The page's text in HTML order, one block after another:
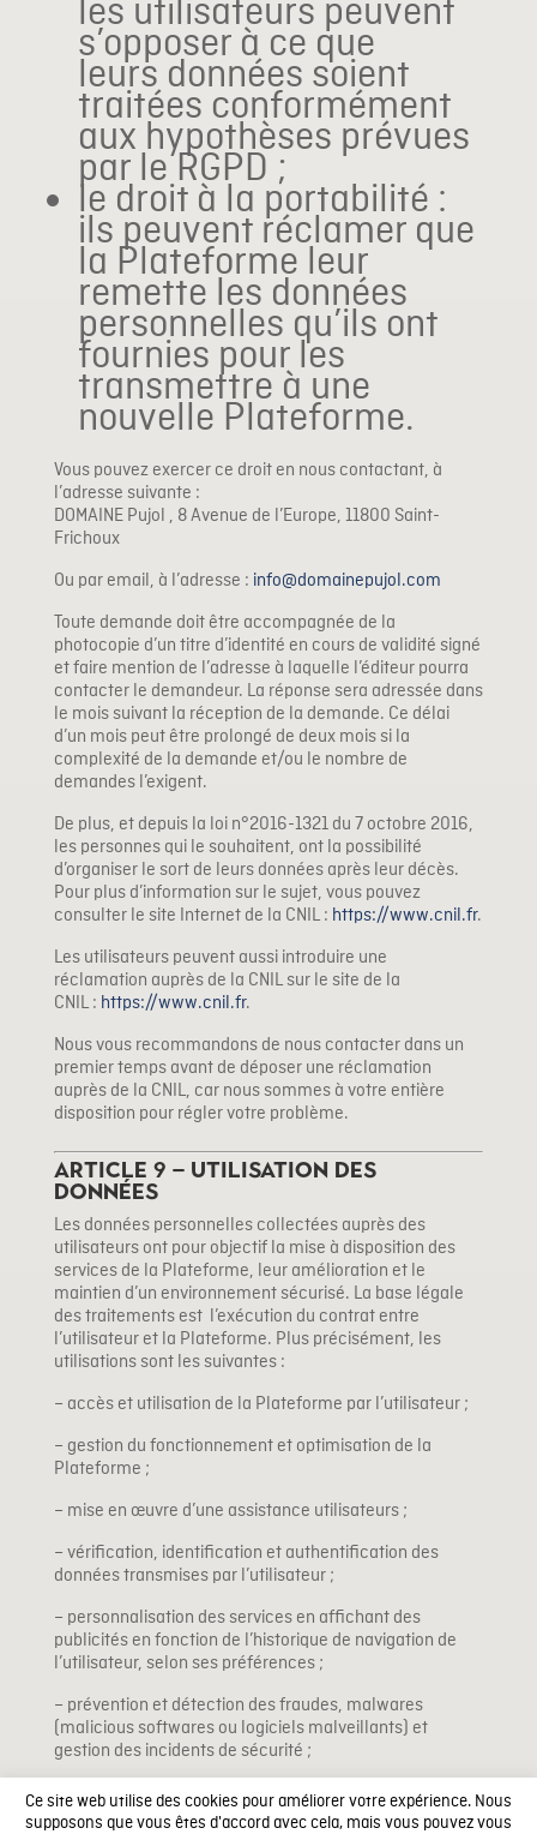
les utilisateurs peuvent
s’opposer à ce que
leurs données soient
traitées conformément
aux hypothèses prévues
par le RGPD ;
le droit à la portabilité :
ils peuvent réclamer que
la Plateforme leur
remette les données
personnelles qu’ils ont
fournies pour les
transmettre à une
nouvelle Plateforme.
Vous pouvez exercer ce droit en nous contactant, à
l’adresse suivante :
DOMAINE Pujol , 8 Avenue de l’Europe, 11800 Saint-
Frichoux
Ou par email, à l’adresse : info@domainepujol.com
Toute demande doit être accompagnée de la
photocopie d’un titre d’identité en cours de validité signé
et faire mention de l’adresse à laquelle l’éditeur pourra
contacter le demandeur. La réponse sera adressée dans
le mois suivant la réception de la demande. Ce délai
d’un mois peut être prolongé de deux mois si la
complexité de la demande et/ou le nombre de
demandes l’exigent.
De plus, et depuis la loi n°2016-1321 du 7 octobre 2016,
les personnes qui le souhaitent, ont la possibilité
d’organiser le sort de leurs données après leur décès.
Pour plus d’information sur le sujet, vous pouvez
consulter le site Internet de la CNIL : https://www.cnil.fr.
Les utilisateurs peuvent aussi introduire une
réclamation auprès de la CNIL sur le site de la
CNIL : https://www.cnil.fr.
Nous vous recommandons de nous contacter dans un
premier temps avant de déposer une réclamation
auprès de la CNIL, car nous sommes à votre entière
disposition pour régler votre problème.
Article 9 – Utilisation des
données
Les données personnelles collectées auprès des
utilisateurs ont pour objectif la mise à disposition des
services de la Plateforme, leur amélioration et le
maintien d’un environnement sécurisé. La base légale
des traitements est l’exécution du contrat entre
l’utilisateur et la Plateforme. Plus précisément, les
utilisations sont les suivantes :
– accès et utilisation de la Plateforme par l’utilisateur ;
– gestion du fonctionnement et optimisation de la
Plateforme ;
– mise en œuvre d’une assistance utilisateurs ;
– vérification, identification et authentification des
données transmises par l’utilisateur ;
– personnalisation des services en affichant des
publicités en fonction de l’historique de navigation de
l’utilisateur, selon ses préférences ;
– prévention et détection des fraudes, malwares
(malicious softwares ou logiciels malveillants) et
gestion des incidents de sécurité ;
– gestion des éventuels litiges avec les utilisateurs ;
Ce site web utilise des cookies pour améliorer votre expérience. Nous
supposons que vous êtes d'accord avec cela, mais vous pouvez vous